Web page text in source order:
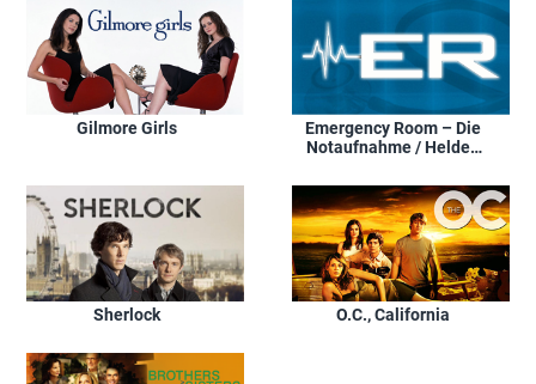
Gilmore Girls
Emergency Room – Die
Notaufnahme / Helden
Sherlock O.C., California